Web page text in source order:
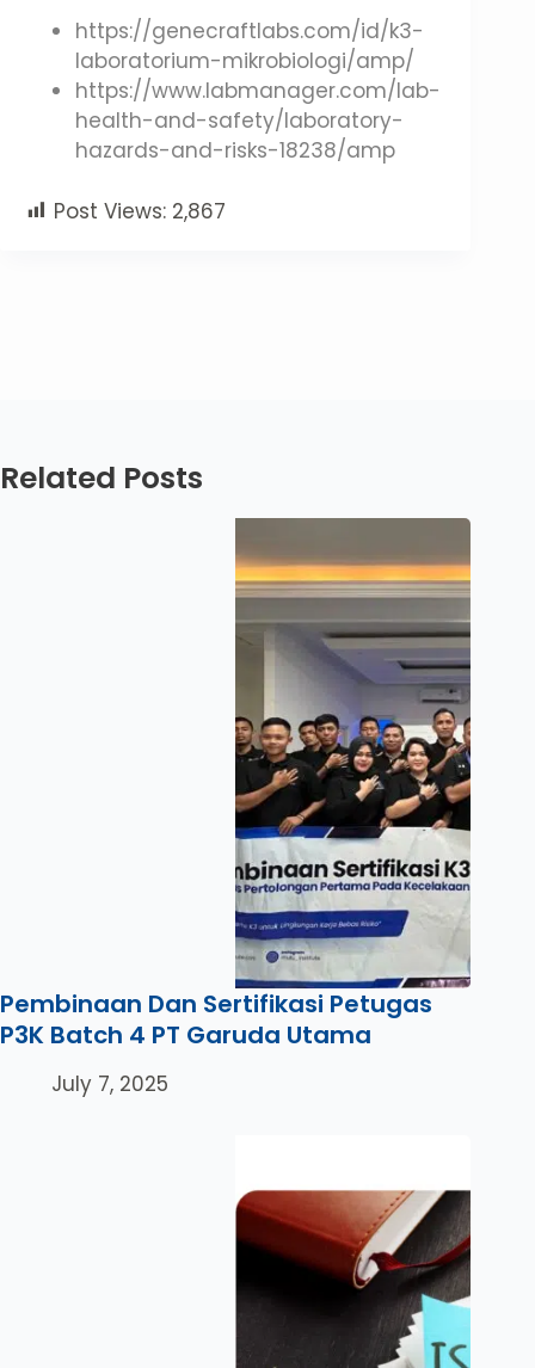
https://genecraftlabs.com/id/k3-
laboratorium-mikrobiologi/amp/
https://www.labmanager.com/lab-
health-and-safety/laboratory-
hazards-and-risks-18238/amp
Post Views: 2,867
Related Posts
Pembinaan Dan Sertifikasi Petugas
P3K Batch 4 PT Garuda Utama
July 7, 2025